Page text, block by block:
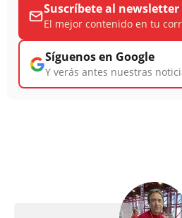
Suscríbete al newsletter
El mejor contenido en tu
Síguenos en Google
Y verás antes nuestras